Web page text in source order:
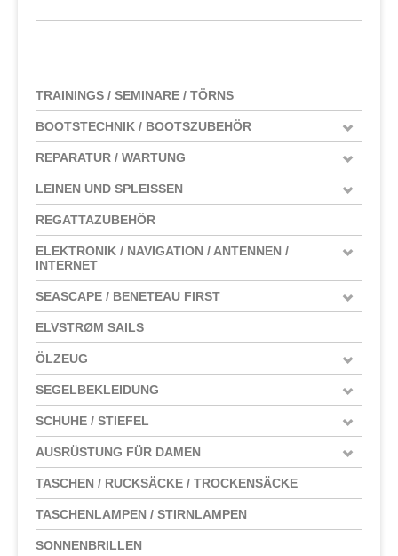
TRAININGS / SEMINARE / TÖRNS
BOOTSTECHNIK / BOOTSZUBEHÖR
REPARATUR / WARTUNG
LEINEN UND SPLEISSEN
REGATTAZUBEHÖR
ELEKTRONIK / NAVIGATION / ANTENNEN /
INTERNET
SEASCAPE / BENETEAU FIRST
ELVSTRØM SAILS
ÖLZEUG
SEGELBEKLEIDUNG
SCHUHE / STIEFEL
AUSRÜSTUNG FÜR DAMEN
TASCHEN / RUCKSÄCKE / TROCKENSÄCKE
TASCHENLAMPEN / STIRNLAMPEN
SONNENBRILLEN